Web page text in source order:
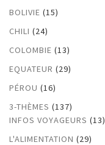
BOLIVIE (15)
CHILI (24)
COLOMBIE (13)
EQUATEUR (29)
PÉROU (16)
3-THÈMES (137)
INFOS VOYAGEURS (13)
L'ALIMENTATION (29)